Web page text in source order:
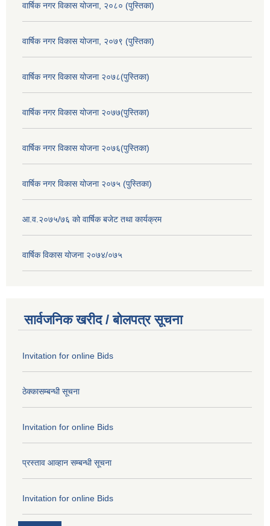
वार्षिक नगर विकास योजना, २०८० (पुस्तिका)
वार्षिक नगर विकास योजना, २०७९ (पुस्तिका)
वार्षिक नगर विकास योजना २०७८(पुस्तिका)
वार्षिक नगर विकास योजना २०७७(पुस्तिका)
वार्षिक नगर विकास योजना २०७६(पुस्तिका)
वार्षिक नगर विकास योजना २०७५ (पुस्तिका)
आ.व.२०७५/७६ को वार्षिक बजेट तथा कार्यक्रम
वार्षिक विकास योजना २०७४/०७५
सार्वजनिक खरीद / बोलपत्र सूचना
Invitation for online Bids
ठेक्कासम्बन्धी सूचना
Invitation for online Bids
प्रस्ताव आव्हान सम्बन्धी सूचना
Invitation for online Bids